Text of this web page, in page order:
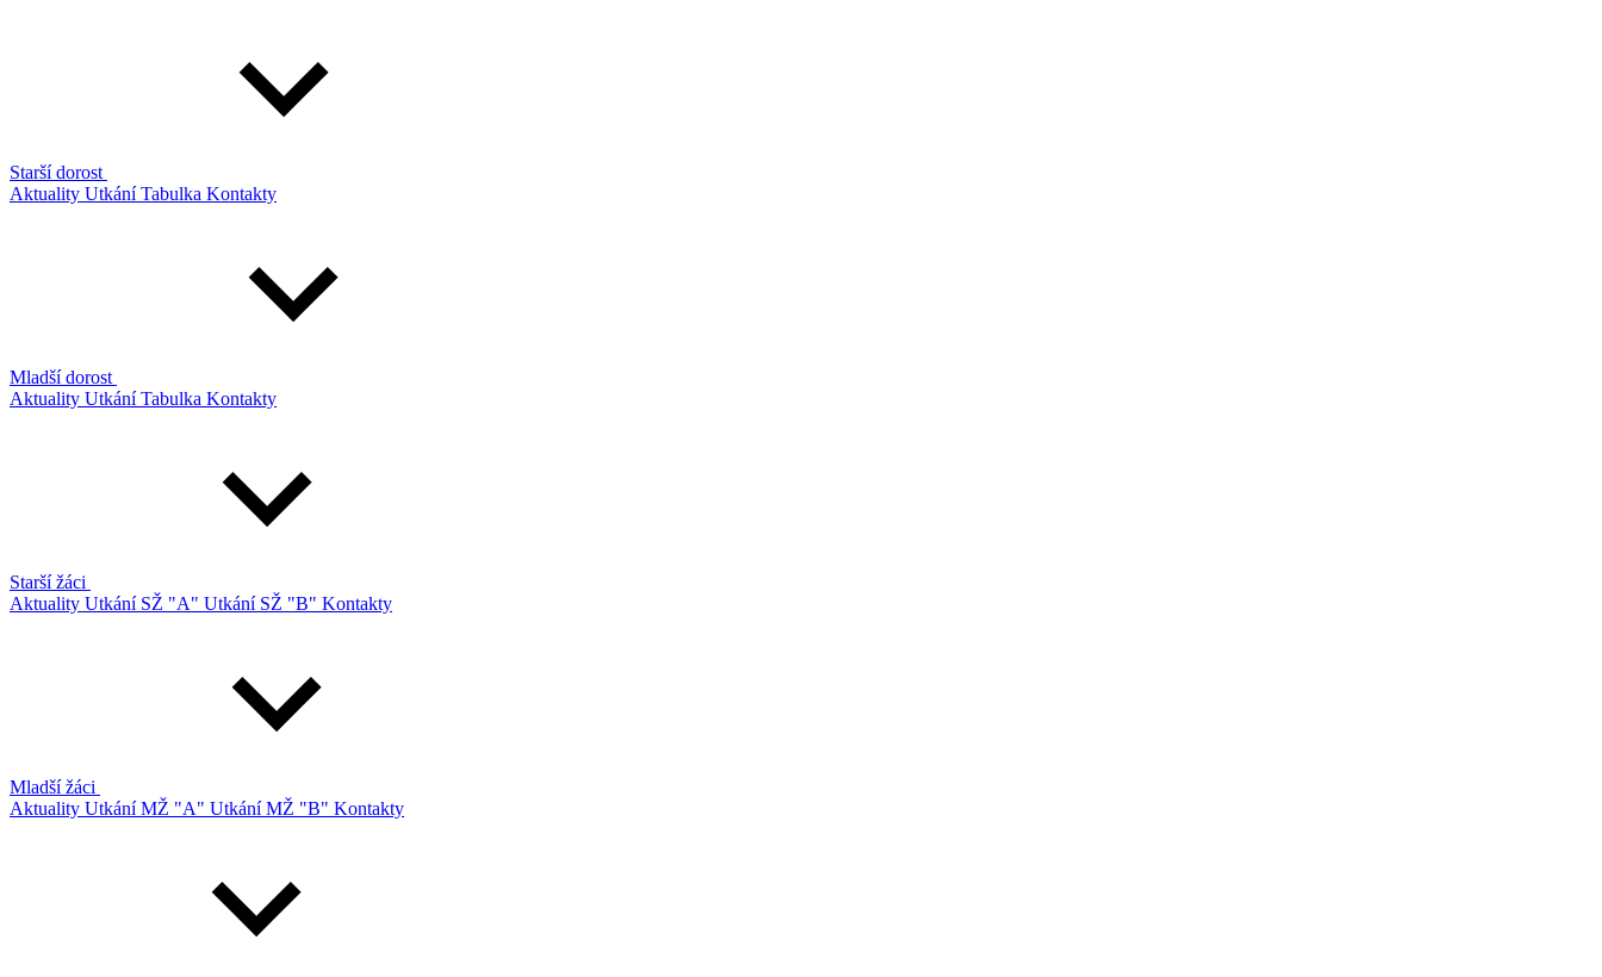
Starší dorost
Aktuality UtkáníTabulka Kontakty
Mladší dorost
Aktuality UtkáníTabulka Kontakty
Starší žáci
Aktuality Utkání SŽ "A" Utkání SŽ "B" Kontakty
Mladší žáci
Aktuality Utkání MŽ "A" Utkání MŽ "B" Kontakty